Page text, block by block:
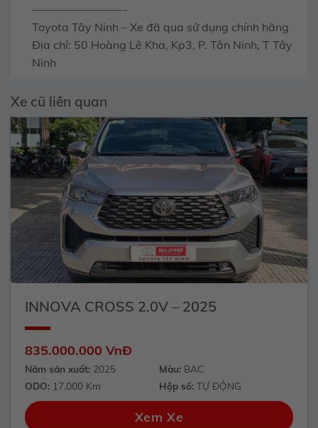
————————-
Toyota Tây Ninh – Xe đã qua sử dụng chính hãng
Địa chỉ: 50 Hoàng Lê Kha, Kp3, P. Tân Ninh, T Tây
Ninh
Xe cũ liên quan
INNOVA CROSS 2.0V – 2025
835.000.000 VnĐ
Năm sản xuất:2025 Màu: BẠC
ODO:17.000 Km Hộp số: TỰ ĐỘNG
Xem Xe